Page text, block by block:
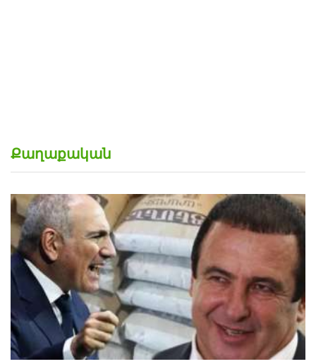
Քաղաքական